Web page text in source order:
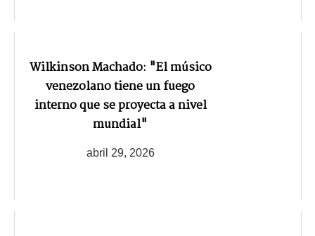
Wilkinson Machado: "El músico
venezolano tiene un fuego
interno que se proyecta a nivel
mundial"
abril 29, 2026